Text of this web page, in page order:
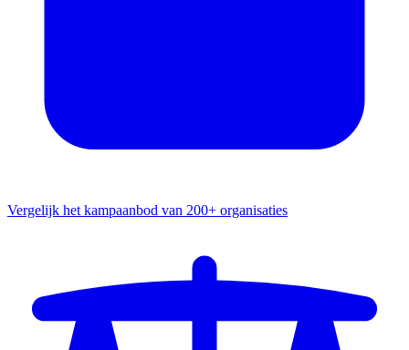
Vergelijk het kampaanbod van 200+ organisaties